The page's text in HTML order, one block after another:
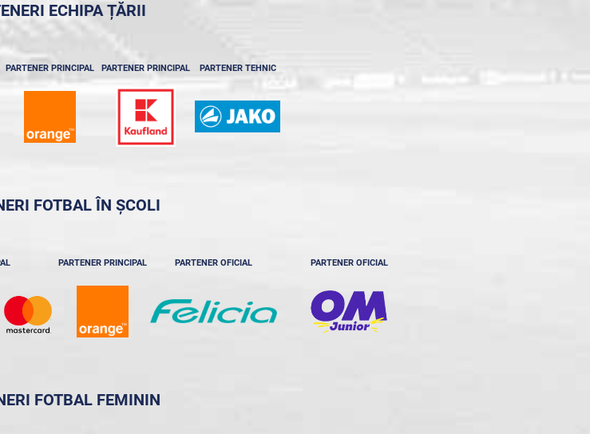
ECHIPA ȚĂRII
PARTENER PRINCIPAL PARTENER PRINCIPAL PARTENER TEHNIC
FOTBAL ÎN ȘCOLI
PARTENER PRINCIPAL PARTENER OFICIAL PARTENER OFICIAL
FOTBAL FEMININ